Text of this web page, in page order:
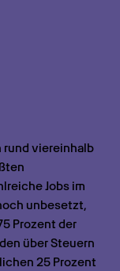
rund viereinhalb
Jobs im
unbesetzt,
Prozent der
über Steuern
25 Prozent